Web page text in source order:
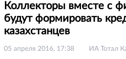
Коллекторы вместе с
будут формировать
казахстанцев
05 апреля 2016, 17:38 ИА Тотал